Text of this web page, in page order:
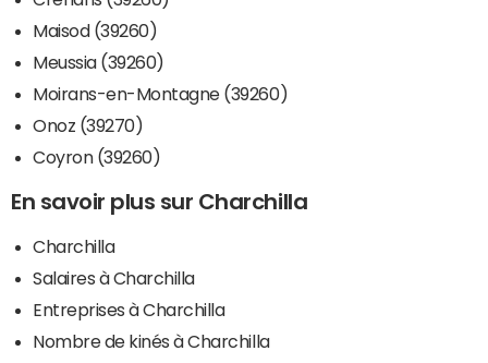
Maisod (39260)
Meussia (39260)
Moirans-en-Montagne (39260)
Onoz (39270)
Coyron (39260)
En savoir plus sur Charchilla
Charchilla
Salaires à Charchilla
Entreprises à Charchilla
Nombre de kinés à Charchilla